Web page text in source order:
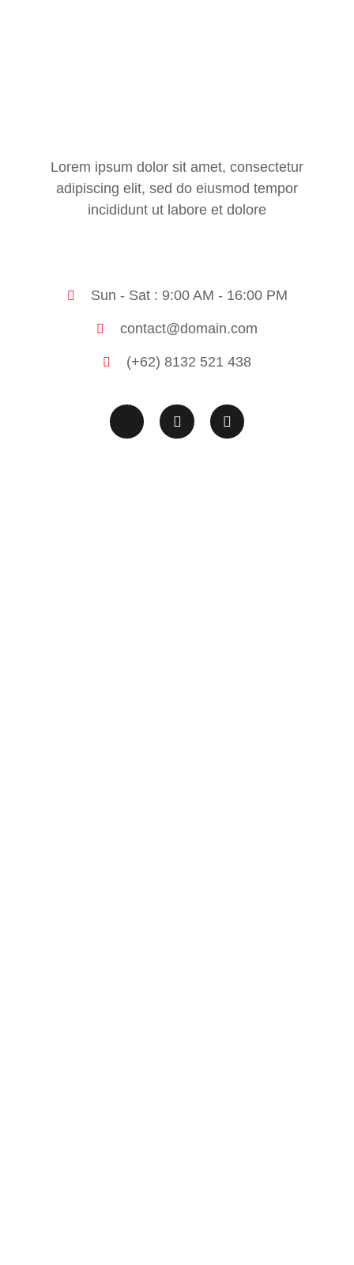
Lorem ipsum dolor sit amet, consectetur
adipiscing elit, sed do eiusmod tempor
incididunt ut labore et dolore
Sun - Sat : 9:00 AM - 16:00 PM
contact@domain.com
(+62) 8132 521 438